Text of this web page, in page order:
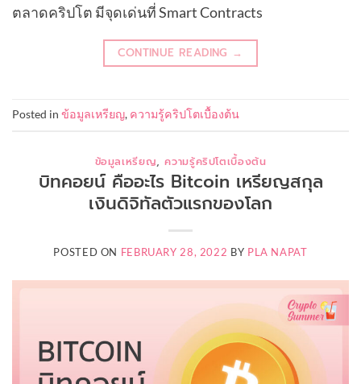
ตลาดคริปโต มีจุดเด่นที่ Smart Contracts
CONTINUE READING →
Posted in ข้อมูลเหรียญ, ความรู้คริปโตเบื้องต้น
ข้อมูลเหรียญ,ความรู้คริปโตเบื้องต้น
บิทคอยน์ คืออะไร Bitcoin เหรียญสกุล
เงินดิจิทัลตัวแรกของโลก
POSTED ON FEBRUARY 28, 2022 BY PLA NAPAT